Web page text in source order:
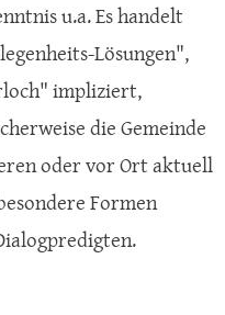
u.a. Es handelt
Lösungen",
impliziert,
die Gemeinde
oder vor Ort aktuell
Formen